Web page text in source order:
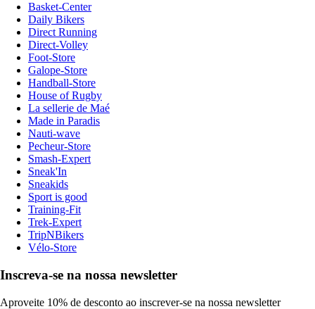
Basket-Center
Daily Bikers
Direct Running
Direct-Volley
Foot-Store
Galope-Store
Handball-Store
House of Rugby
La sellerie de Maé
Made in Paradis
Nauti-wave
Pecheur-Store
Smash-Expert
Sneak'In
Sneakids
Sport is good
Training-Fit
Trek-Expert
TripNBikers
Vélo-Store
Inscreva-se na nossa newsletter
Aproveite 10% de desconto ao inscrever-se na nossa newsletter